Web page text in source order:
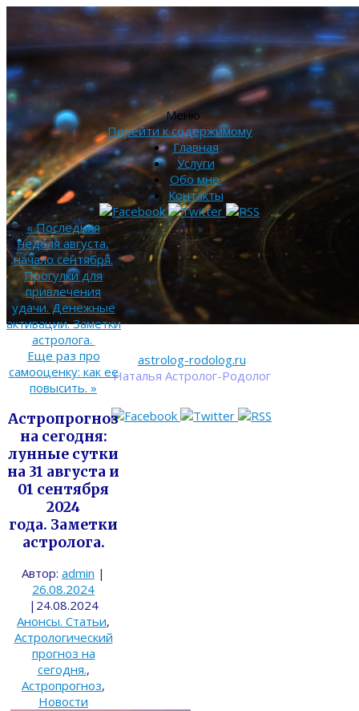
astrolog-rodolog.ru
Наталья Астролог-Родолог
Меню
Перейти к содержимому
Главная
Услуги
Обо мне.
Контакты
«Последняя
неделя августа,
начало сентября.
Прогулки для
привлечения
удачи. Денежные
активации. Заметки
астролога.
Еще раз про
самооценку: как ее
повысить. »
Астропрогноз
на сегодня:
лунные сутки
на 31 августа и
01 сентября
2024
года. Заметки
астролога.
Автор: admin |
26.08.2024
| 24.08.2024
Анонсы. Статьи,
Астрологический
прогноз на
сегодня.,
Астропрогноз,
Новости